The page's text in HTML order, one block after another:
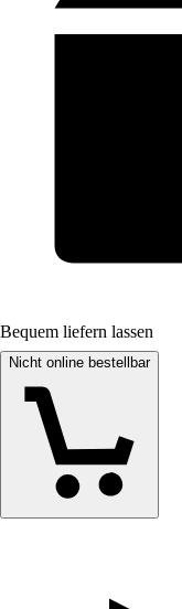
Bequem liefern lassen
Nicht online bestellbar